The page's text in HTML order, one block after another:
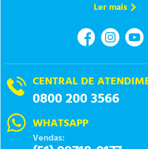
Ler mais
CENTRAL DE
0800 200 3566
WHATSAPP
Vendas: